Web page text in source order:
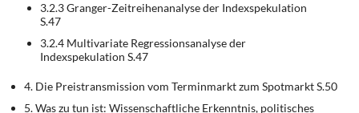
3.2.3 Granger-Zeitreihenanalyse der Indexspekulation
S.47
3.2.4 Multivariate Regressionsanalyse der
Indexspekulation S.47
4. Die Preistransmission vom Terminmarkt zum Spotmarkt S.50
5. Was zu tun ist: Wissenschaftliche Erkenntnis, politisches